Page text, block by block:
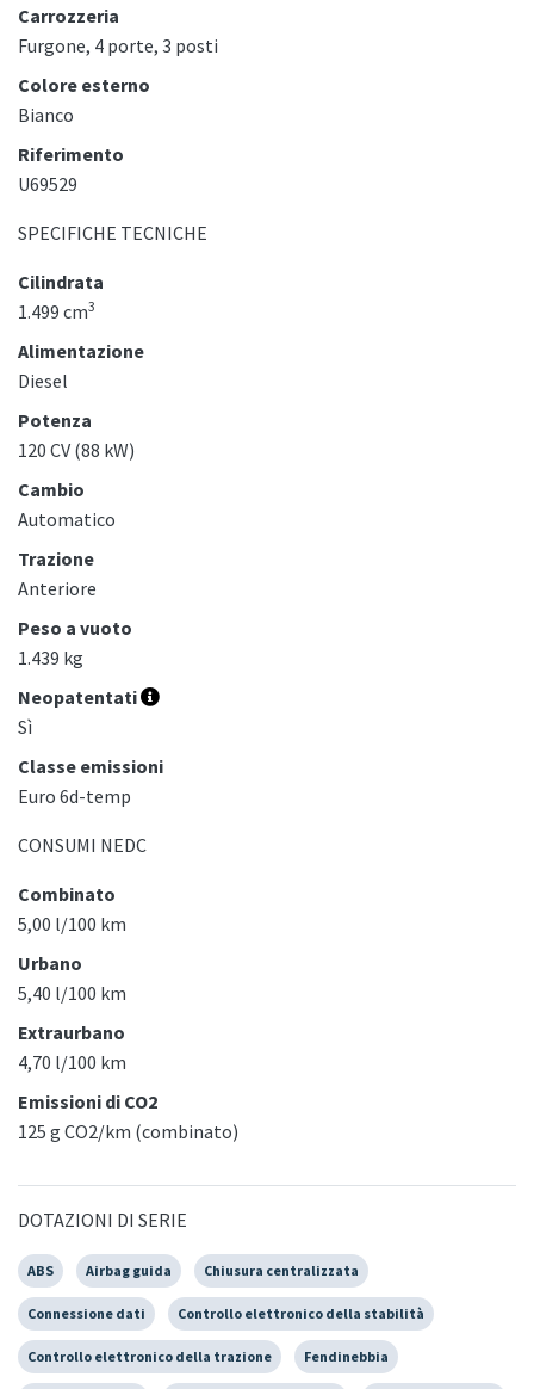
Carrozzeria
Furgone, 4 porte, 3 posti
Colore esterno
Bianco
Riferimento
U69529
SPECIFICHE TECNICHE
Cilindrata
1.499 cm3
Alimentazione
Diesel
Potenza
120 CV (88 kW)
Cambio
Automatico
Trazione
Anteriore
Peso a vuoto
1.439 kg
Neopatentati
Sì
Classe emissioni
Euro 6d-temp
CONSUMI NEDC
Combinato
5,00 l/100 km
Urbano
5,40 l/100 km
Extraurbano
4,70 l/100 km
Emissioni di CO2
125 g CO2/km (combinato)
DOTAZIONI DI SERIE
ABS Airbag guida Chiusura centralizzata
Connessione dati Controllo elettronico della stabilità
Controllo elettronico della trazione Fendinebbia